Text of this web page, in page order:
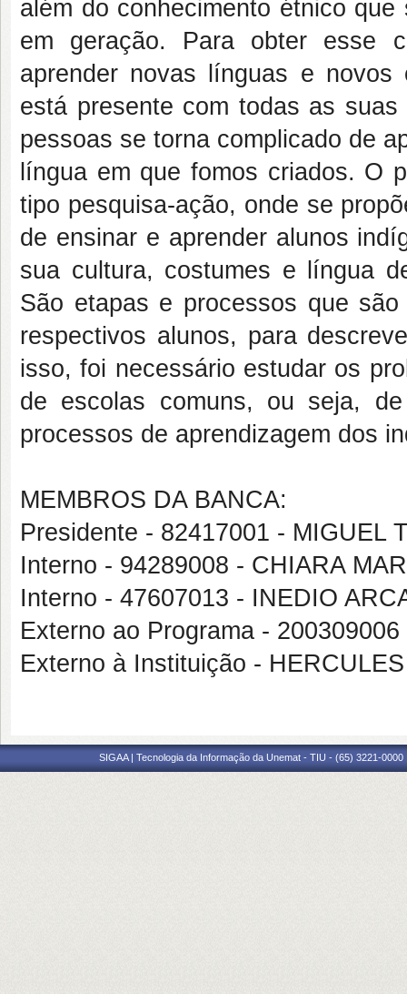
além do conhecimento étnico
em geração. Para obter esse
aprender novas línguas e novos
está presente com todas as
pessoas se torna complicado de
língua em que fomos criados. O
tipo pesquisa-ação, onde se
de ensinar e aprender alunos
sua cultura, costumes e língua
São etapas e processos que
respectivos alunos, para
isso, foi necessário estudar os
de escolas comuns, ou seja,
processos de aprendizagem dos
MEMBROS DA BANCA:
Presidente - 82417001 - MIGUEL
Interno - 94289008 - CHIARA
Interno - 47607013 - INEDIO
Externo ao Programa -
Externo à Instituição -
SIGAA | Tecnologia da Informação da Unemat - TIU - (65) 3221-